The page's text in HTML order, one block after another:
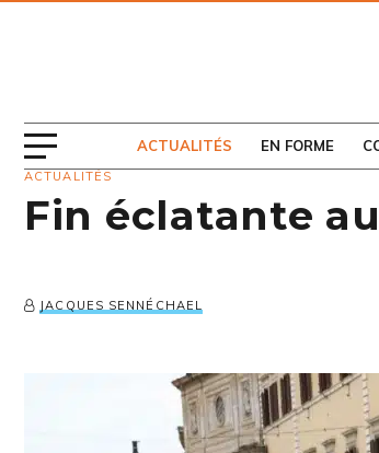
ACTUALITÉS EN FORME
ACTUALITÉS
Fin éclatante
JACQUES SENNÉCHAEL